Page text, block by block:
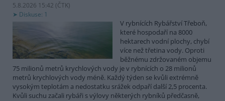
5.8.2026 15:42 (ČTK)
Diskuse: 1
V rybnících Rybářství Třeboň,
které hospodaří na 8000
hektarech vodní plochy, chybí
více než třetina vody. Oproti
běžnému zdržovaném objemu
75 milionů metrů krychlových vody je v rybnících o 28 milionů
metrů krychlových vody méně. Každý týden se kvůli extrémně
vysokým teplotám a nedostatku srážek odpaří další 2,5 procenta.
Kvůli suchu začali rybáři s výlovy některých rybníků předčasně,